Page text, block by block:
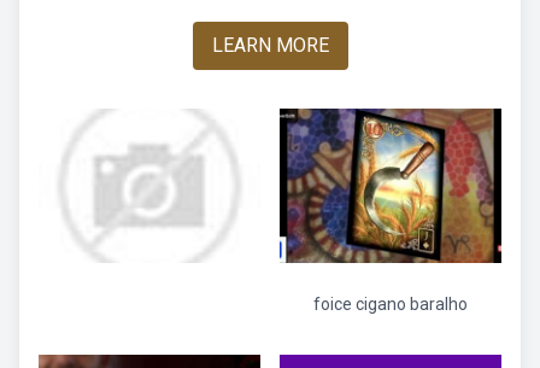
LEARN MORE
foice cigano baralho